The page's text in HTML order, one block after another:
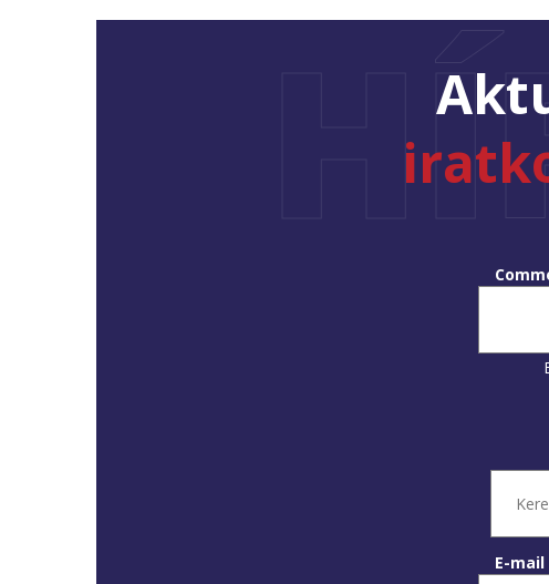
E-mail